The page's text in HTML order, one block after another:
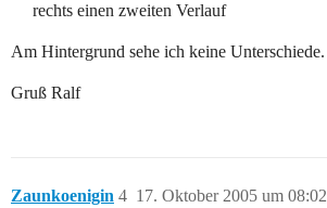
rechts einen zweiten Verlauf
Am Hintergrund sehe ich keine Unterschiede.
Gruß Ralf
Zaunkoenigin 17. Oktober 2005 um 08:02
4